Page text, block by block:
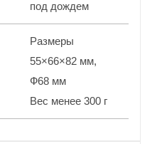
под дождем
Размеры
55×66×82 мм,
Ф68 мм
Вес менее 300 г